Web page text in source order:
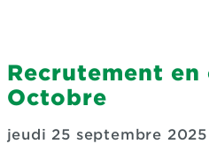
Recrutement
Octobre
jeudi 25 septembre